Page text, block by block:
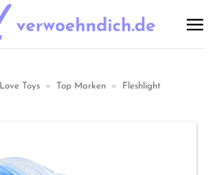
Love Toys » Top Marken » Fleshlight